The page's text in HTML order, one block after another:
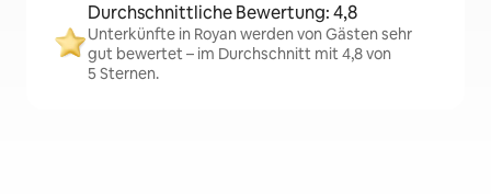
Durchschnittliche Bewertung: 4,8
Unterkünfte in Royan werden von Gästen sehr
gut bewertet – im Durchschnitt mit 4,8 von
5 Sternen.